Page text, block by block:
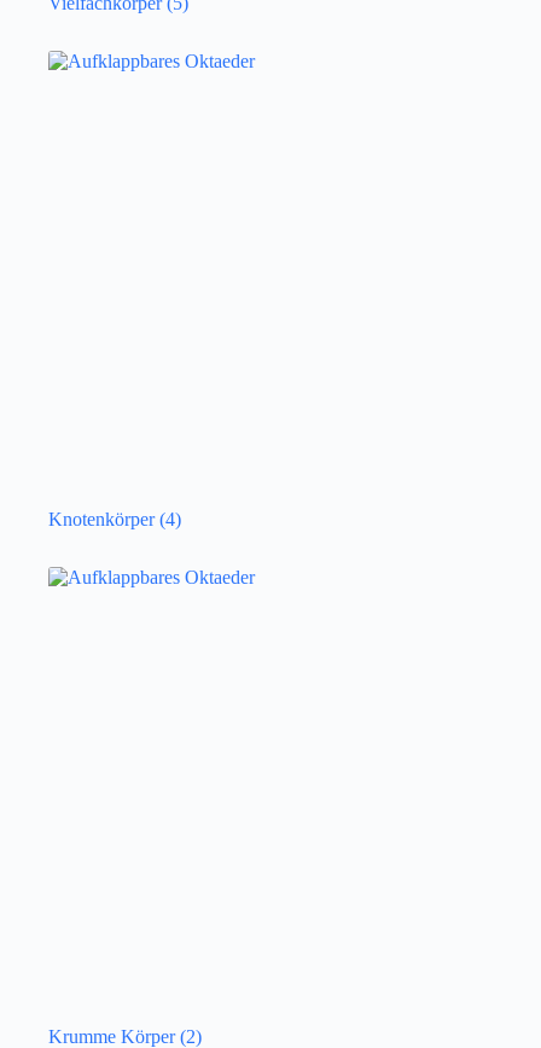
Knotenkörper(4)
Krumme Körper(2)